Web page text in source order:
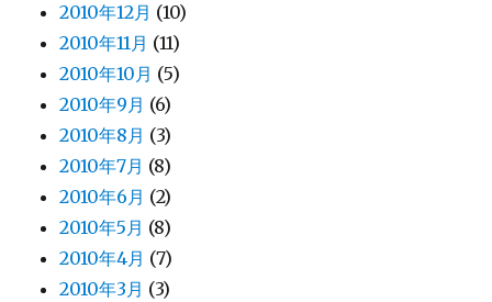
2010年12月 (10)
2010年11月 (11)
2010年10月 (5)
2010年9月 (6)
2010年8月 (3)
2010年7月 (8)
2010年6月 (2)
2010年5月 (8)
2010年4月 (7)
2010年3月 (3)